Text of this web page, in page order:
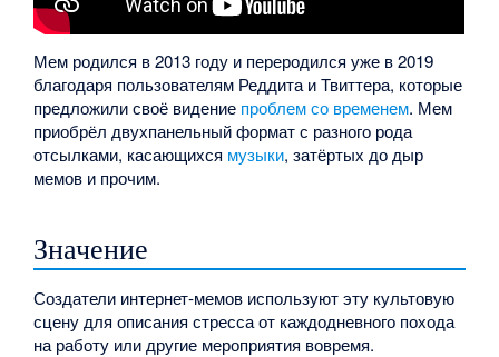
Мем родился в 2013 году и переродился уже в 2019
благодаря пользователям Реддита и Твиттера, которые
предложили своё видение проблем со временем. Мем
приобрёл двухпанельный формат с разного рода
отсылками, касающихся музыки, затёртых до дыр
мемов и прочим.
Значение
Создатели интернет-мемов используют эту культовую
сцену для описания стресса от каждодневного похода
на работу или другие мероприятия вовремя.